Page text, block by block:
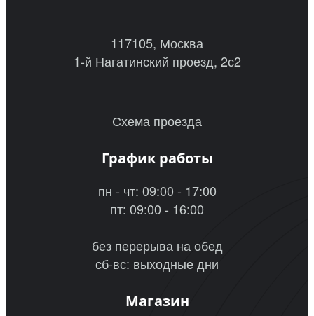
117105, Москва
1-й Нагатинский проезд, 2с2
Схема проезда
График работы
пн - чт: 09:00 - 17:00
пт: 09:00 - 16:00
без перерыва на обед
сб-вс: выходные дни
Магазин